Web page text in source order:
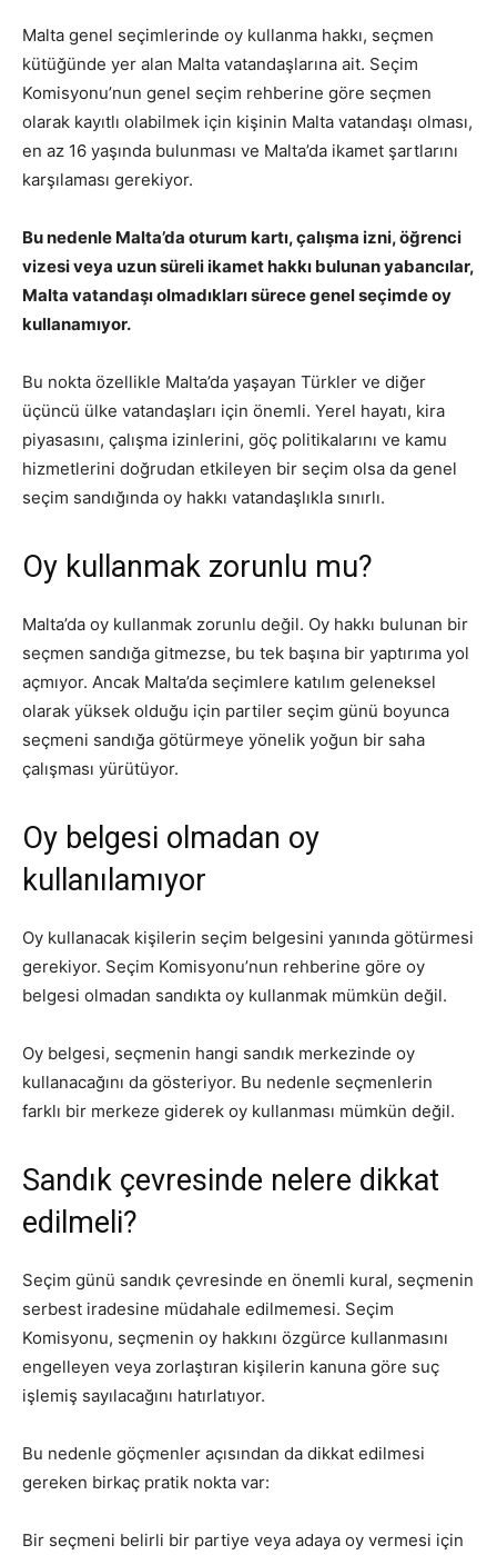
Malta genel seçimlerinde oy kullanma hakkı, seçmen
kütüğünde yer alan Malta vatandaşlarına ait. Seçim
Komisyonu’nun genel seçim rehberine göre seçmen
olarak kayıtlı olabilmek için kişinin Malta vatandaşı olması,
en az 16 yaşında bulunması ve Malta’da ikamet şartlarını
karşılaması gerekiyor.
Bu nedenle Malta’da oturum kartı, çalışma izni, öğrenci
vizesi veya uzun süreli ikamet hakkı bulunan yabancılar,
Malta vatandaşı olmadıkları sürece genel seçimde oy
kullanamıyor.
Bu nokta özellikle Malta’da yaşayan Türkler ve diğer
üçüncü ülke vatandaşları için önemli. Yerel hayatı, kira
piyasasını, çalışma izinlerini, göç politikalarını ve kamu
hizmetlerini doğrudan etkileyen bir seçim olsa da genel
seçim sandığında oy hakkı vatandaşlıkla sınırlı.
Oy kullanmak zorunlu mu?
Malta’da oy kullanmak zorunlu değil. Oy hakkı bulunan bir
seçmen sandığa gitmezse, bu tek başına bir yaptırıma yol
açmıyor. Ancak Malta’da seçimlere katılım geleneksel
olarak yüksek olduğu için partiler seçim günü boyunca
seçmeni sandığa götürmeye yönelik yoğun bir saha
çalışması yürütüyor.
Oy belgesi olmadan oy
kullanılamıyor
Oy kullanacak kişilerin seçim belgesini yanında götürmesi
gerekiyor. Seçim Komisyonu’nun rehberine göre oy
belgesi olmadan sandıkta oy kullanmak mümkün değil.
Oy belgesi, seçmenin hangi sandık merkezinde oy
kullanacağını da gösteriyor. Bu nedenle seçmenlerin
farklı bir merkeze giderek oy kullanması mümkün değil.
Sandık çevresinde nelere dikkat
edilmeli?
Seçim günü sandık çevresinde en önemli kural, seçmenin
serbest iradesine müdahale edilmemesi. Seçim
Komisyonu, seçmenin oy hakkını özgürce kullanmasını
engelleyen veya zorlaştıran kişilerin kanuna göre suç
işlemiş sayılacağını hatırlatıyor.
Bu nedenle göçmenler açısından da dikkat edilmesi
gereken birkaç pratik nokta var:
Bir seçmeni belirli bir partiye veya adaya oy vermesi için